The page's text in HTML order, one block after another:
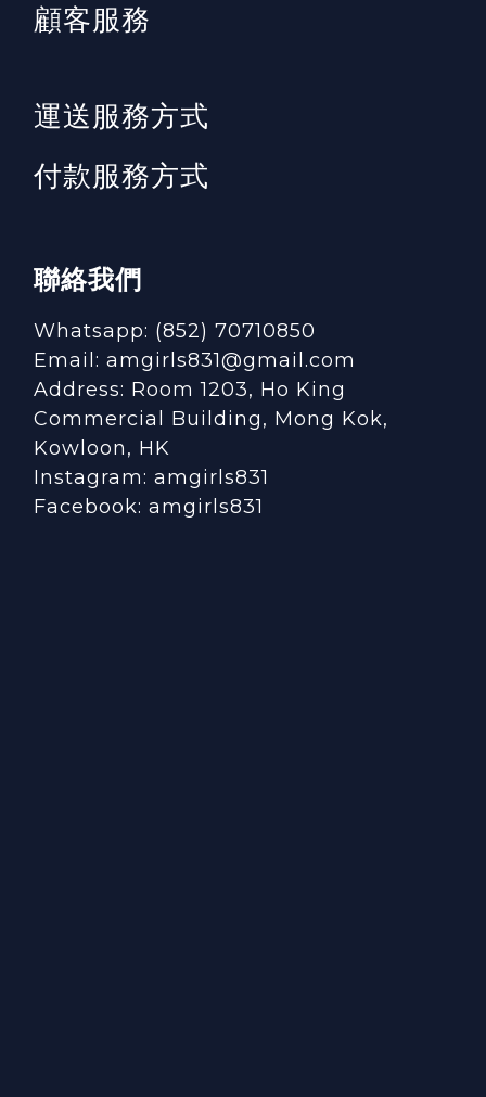
顧客服務
運送服務方式
付款服務方式
聯絡我們
Whatsapp: (852) 70710850
Email: amgirls831@gmail.com
Address: Room 1203, Ho King
Commercial Building, Mong Kok,
Kowloon, HK
Instagram: amgirls831
Facebook: amgirls831